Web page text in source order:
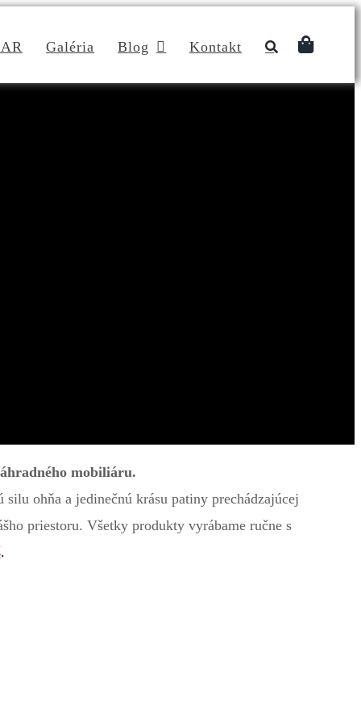
Galéria Blog Kontakt
mobiliáru.
silu ohňa a jedinečnú krásu patiny prechádzajúcej
priestoru. Všetky produkty vyrábame ručne s
.